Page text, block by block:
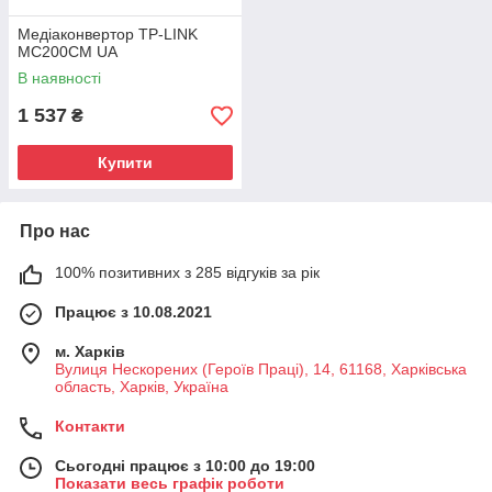
Медіаконвертор TP-LINK
MC200CM UA
В наявності
1 537 ₴
Купити
Про нас
100% позитивних з 285 відгуків за рік
Працює з 10.08.2021
м. Харків
Вулиця Нескорених (Героїв Праці), 14, 61168, Харківська
область, Харків, Україна
Контакти
Сьогодні працює з 10:00 до 19:00
Показати весь графік роботи